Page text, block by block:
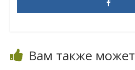
Вам также может